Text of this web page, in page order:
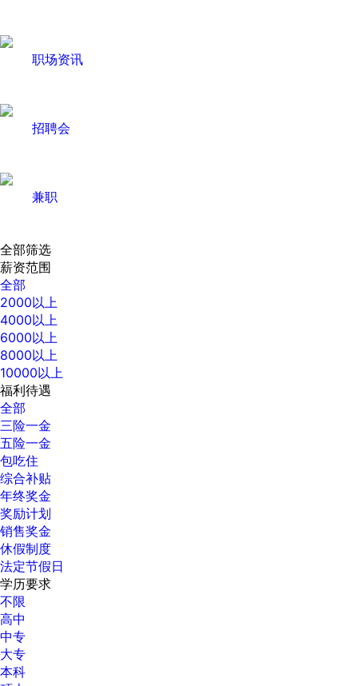
职场资讯
招聘会
兼职
全部筛选
薪资范围
全部
2000以上
4000以上
6000以上
8000以上
10000以上
福利待遇
全部
三险一金
五险一金
包吃住
综合补贴
年终奖金
奖励计划
销售奖金
休假制度
法定节假日
学历要求
不限
高中
中专
大专
本科